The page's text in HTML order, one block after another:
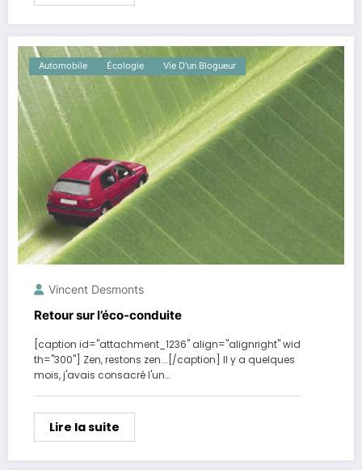
Automobile Écologie Vie D'un Blogueur
Vincent Desmonts
Retour sur l’éco-conduite
[caption id="attachment_1236" align="alignright" wid
th="300"] Zen, restons zen...[/caption] Il y a quelques
mois, j'avais consacré l'un…
Lire la suite